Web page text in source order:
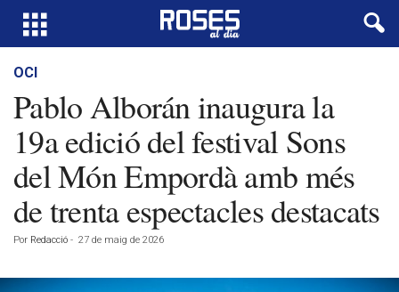
OCI
Pablo Alborán inaugura la
19a edició del festival Sons
del Món Empordà amb més
de trenta espectacles destacats
Por Redacció - 27 de maig de 2026